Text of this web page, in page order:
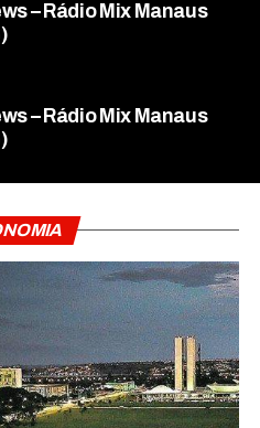
– Rádio Mix Manaus
– Rádio Mix Manaus